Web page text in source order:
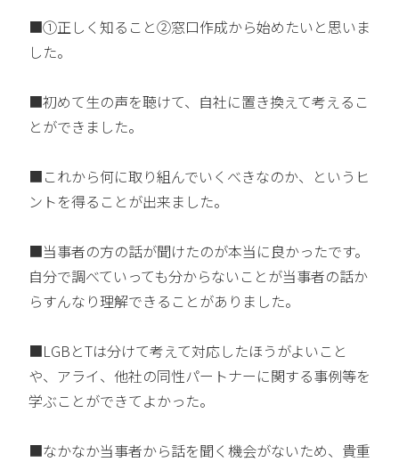
■①正しく知ること②窓口作成から始めたいと思いま
した。
■初めて生の声を聴けて、自社に置き換えて考えるこ
とができました。
■これから何に取り組んでいくべきなのか、というヒ
ントを得ることが出来ました。
■当事者の方の話が聞けたのが本当に良かったです。
自分で調べていっても分からないことが当事者の話か
らすんなり理解できることがありました。
■LGBとTは分けて考えて対応したほうがよいこと
や、アライ、他社の同性パートナーに関する事例等を
学ぶことができてよかった。
■なかなか当事者から話を聞く機会がないため、貴重